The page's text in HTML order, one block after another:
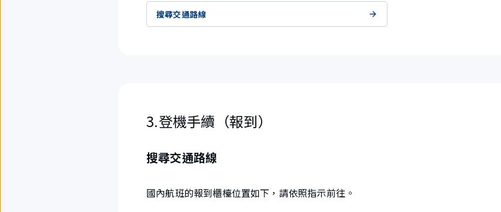
搜尋交通路線
3.登機手續（報到）
搜尋交通路線
國內航班的報到櫃檯位置如下，請依照指示前往。